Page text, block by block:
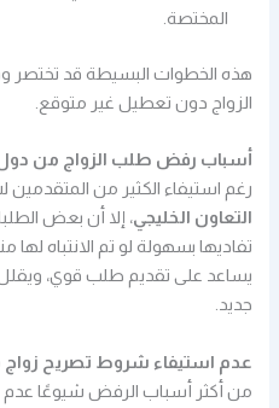
المختصة.
هذه الخطوات البسيطة قد تختصر
الزواج دون تعطيل غير متوقع.
أسباب رفض طلب الزواج من دول
رغم استيفاء الكثير من
التعاون الخليجي، إلا أن بعض
تفاديها بسهولة لو تم الانتباه لها
يساعد على تقديم طلب قوي، ويقلل
جديد.
عدم استيفاء شروط تصريح زواج
من أكثر أسباب الرفض شيوعًا عدم